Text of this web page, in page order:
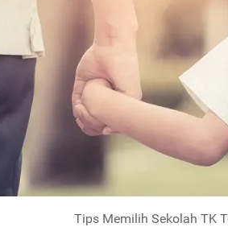
Tips Memilih Sekolah TK